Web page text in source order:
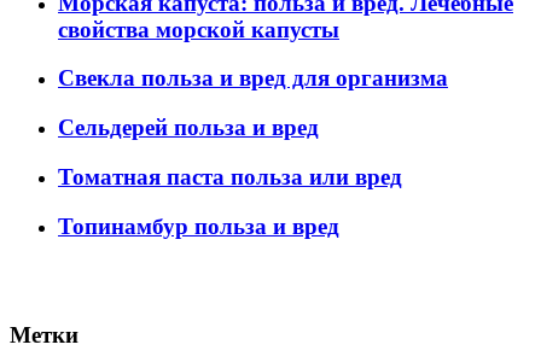
свойства морской капусты
Свекла польза и вред для организма
Сельдерей польза и вред
Томатная паста польза или вред
Топинамбур польза и вред
Метки